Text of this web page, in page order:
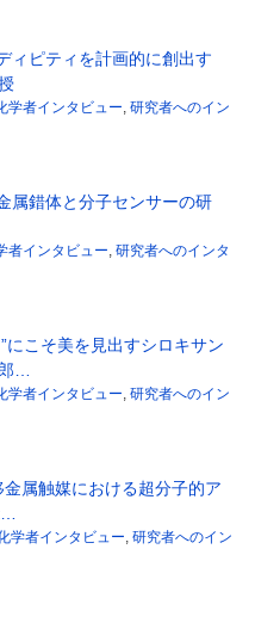
ィピティを計画的に創出す
学者インタビュー, 研究者へのイン
属錯体と分子センサーの研
者インタビュー, 研究者へのインタ
にこそ美を見出すシロキサン
…
学者インタビュー, 研究者へのイン
属触媒における超分子的ア
学者インタビュー, 研究者へのイン